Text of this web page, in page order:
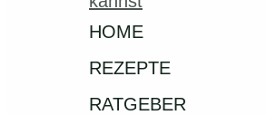
HOME
REZEPTE
RATGEBER